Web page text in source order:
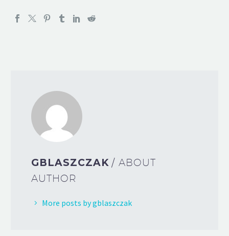
GBLASZCZAK/ ABOUT
AUTHOR
More posts by gblaszczak